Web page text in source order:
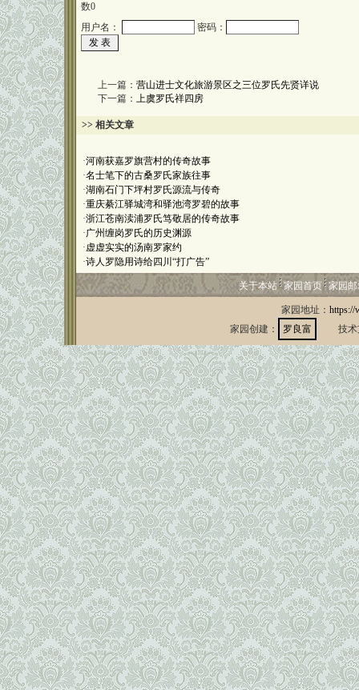
数0
用户名：
密码：
上一篇： 营山进士文化旅游景区之三位罗氏先贤详说
下一篇： 上虞罗氏祥四房
>> 相关文章
·河南获嘉罗旗营村的传奇故事
·名士笔下的古桑罗氏家族往事
·湖南石门下坪村罗氏源流与传奇
·重庆綦江驿城湾和驿池湾罗碧的故事
·浙江苍南渎浦罗氏笃敬居的传奇故事
·广州缠岗罗氏的历史渊源
·虚虚实实的汤南罗家约
·诗人罗隐用诗给四川“打广告”
关于本站 家园首页 家园
家园地址： https://
家园创建：
罗良富 技术